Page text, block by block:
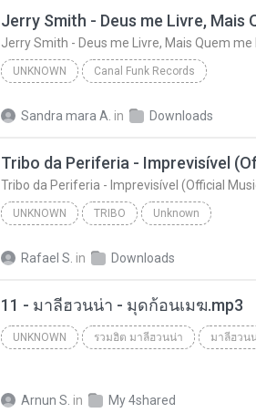
Jerry Smith - Deus me Livre, Mais Quem me
UNKNOWN Canal Funk Records
Sandra mara A. in Downloads
Tribo da Periferia - Imprevisível (Official
UNKNOWN TRIBO Unknown
Rafael S. in Downloads
11 - มาลีฮวนน่า - มุดก้อนเมฆ.mp3
UNKNOWN รวมฮิต มาลีฮวนน่า มาลีฮวน
Arnun S. in My 4shared